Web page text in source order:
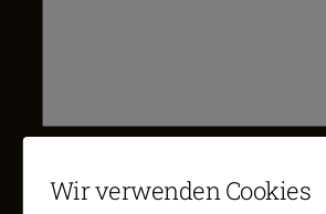
Wir verwenden Cookies